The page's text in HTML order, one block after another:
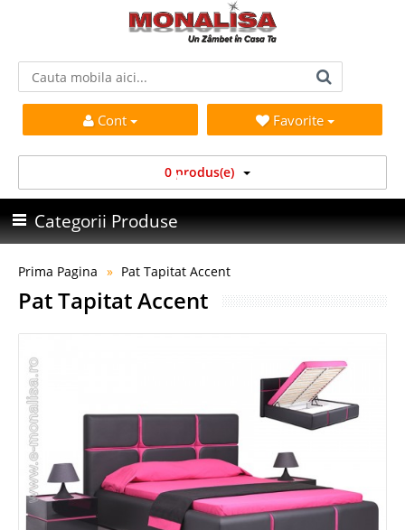
Cont Favorite
0 produs(e)
Categorii Produse
Prima Pagina Pat Tapitat Accent
Pat Tapitat Accent